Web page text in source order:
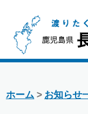
ホーム > お知らせ